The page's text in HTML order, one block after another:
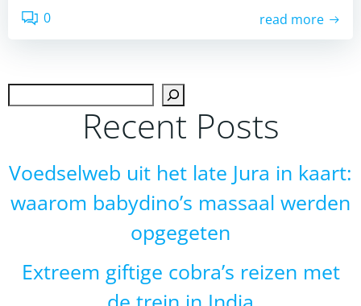
0 read more
Recent Posts
Voedselweb uit het late Jura in kaart:
waarom babydino’s massaal werden
opgegeten
Extreem giftige cobra’s reizen met